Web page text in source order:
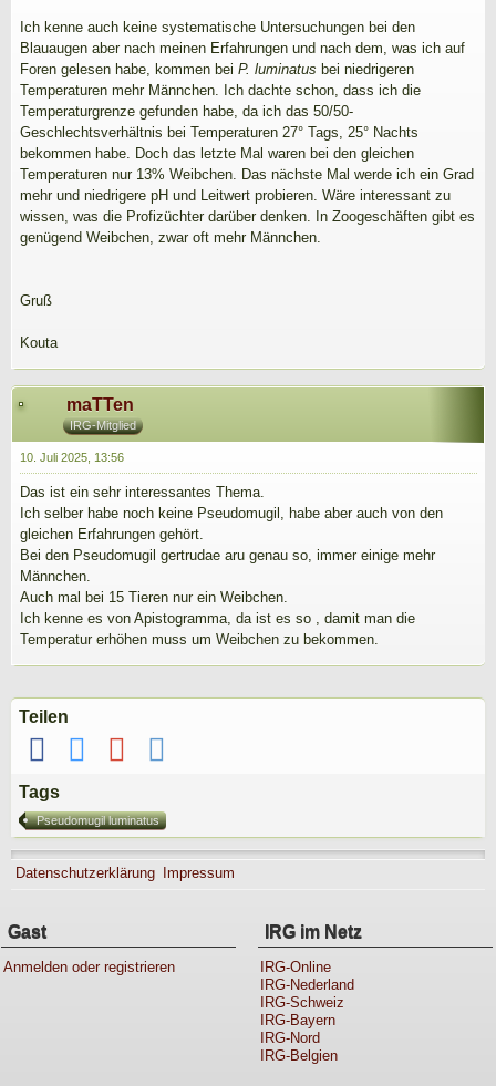
Ich kenne auch keine systematische Untersuchungen bei den
Blauaugen aber nach meinen Erfahrungen und nach dem, was ich auf
Foren gelesen habe, kommen bei P. luminatus bei niedrigeren
Temperaturen mehr Männchen. Ich dachte schon, dass ich die
Temperaturgrenze gefunden habe, da ich das 50/50-
Geschlechtsverhältnis bei Temperaturen 27° Tags, 25° Nachts
bekommen habe. Doch das letzte Mal waren bei den gleichen
Temperaturen nur 13% Weibchen. Das nächste Mal werde ich ein Grad
mehr und niedrigere pH und Leitwert probieren. Wäre interessant zu
wissen, was die Profizüchter darüber denken. In Zoogeschäften gibt es
genügend Weibchen, zwar oft mehr Männchen.
Gruß
Kouta
maTTen
IRG-Mitglied
10. Juli 2025, 13:56
Das ist ein sehr interessantes Thema.
Ich selber habe noch keine Pseudomugil, habe aber auch von den
gleichen Erfahrungen gehört.
Bei den Pseudomugil gertrudae aru genau so, immer einige mehr
Männchen.
Auch mal bei 15 Tieren nur ein Weibchen.
Ich kenne es von Apistogramma, da ist es so , damit man die
Temperatur erhöhen muss um Weibchen zu bekommen.
Teilen
Tags
Pseudomugil luminatus
Datenschutzerklärung Impressum
Gast
Anmelden oder registrieren
IRG im Netz
IRG-Online
IRG-Nederland
IRG-Schweiz
IRG-Bayern
IRG-Nord
IRG-Belgien